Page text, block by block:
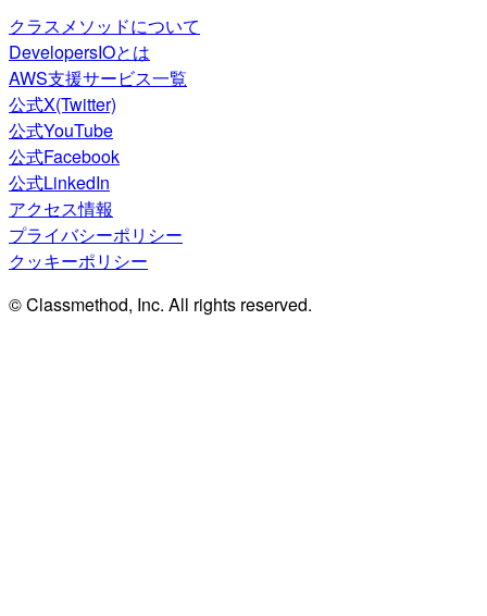
クラスメソッドについて
DevelopersIOとは
AWS支援サービス一覧
公式X(Twitter)
公式YouTube
公式Facebook
公式LinkedIn
アクセス情報
プライバシーポリシー
クッキーポリシー
© Classmethod, Inc. All rights reserved.